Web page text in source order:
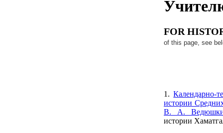
FOR
of this page, see
1.Календарно-
истории
В. А.
истории